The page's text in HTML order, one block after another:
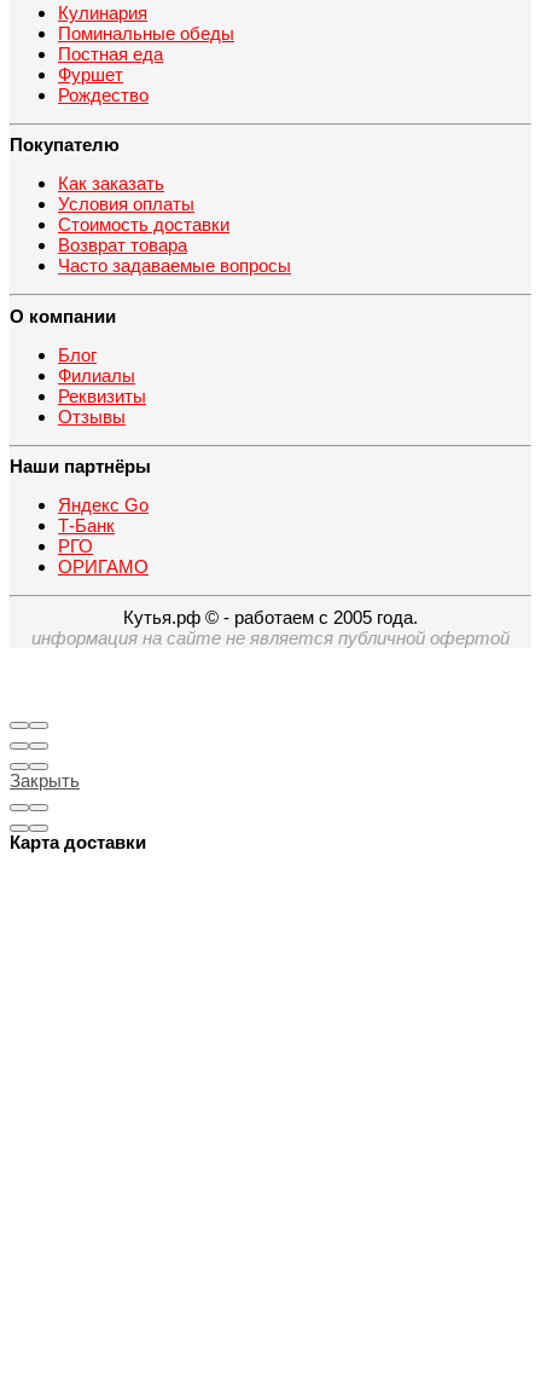
Кулинария
Поминальные обеды
Постная еда
Фуршет
Рождество
Покупателю
Как заказать
Условия оплаты
Стоимость доставки
Возврат товара
Часто задаваемые вопросы
О компании
Блог
Филиалы
Реквизиты
Отзывы
Наши партнёры
Яндекс Go
Т-Банк
РГО
ОРИГАМО
Кутья.рф © - работаем с 2005 года.
информация на сайте не является публичной офертой
Закрыть
Карта доставки